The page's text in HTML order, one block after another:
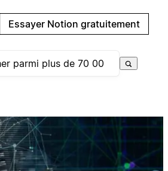
Essayer Notion gratuitement